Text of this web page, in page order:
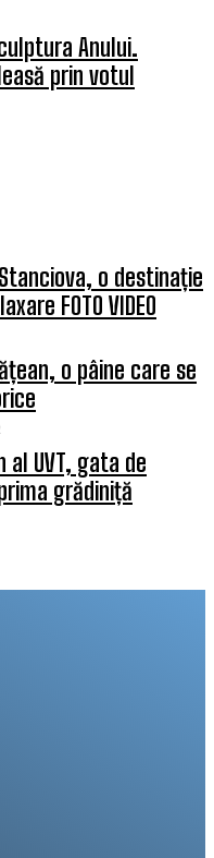
Anului.
prin votul
o destinație
FOTO VIDEO
o pâine care se
al UVT, gata de
grădiniță